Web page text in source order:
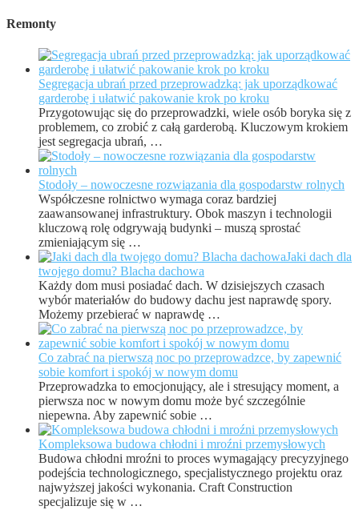
Remonty
Segregacja ubrań przed przeprowadzką: jak uporządkować
garderobę i ułatwić pakowanie krok po kroku
Przygotowując się do przeprowadzki, wiele osób boryka się z
problemem, co zrobić z całą garderobą. Kluczowym krokiem
jest segregacja ubrań, …
Stodoły – nowoczesne rozwiązania dla gospodarstw rolnych
Współczesne rolnictwo wymaga coraz bardziej
zaawansowanej infrastruktury. Obok maszyn i technologii
kluczową rolę odgrywają budynki – muszą sprostać
zmieniającym się …
Jaki dach dla
twojego domu? Blacha dachowa
Każdy dom musi posiadać dach. W dzisiejszych czasach
wybór materiałów do budowy dachu jest naprawdę spory.
Możemy przebierać w naprawdę …
Co zabrać na pierwszą noc po przeprowadzce, by zapewnić
sobie komfort i spokój w nowym domu
Przeprowadzka to emocjonujący, ale i stresujący moment, a
pierwsza noc w nowym domu może być szczególnie
niepewna. Aby zapewnić sobie …
Kompleksowa budowa chłodni i mroźni przemysłowych
Budowa chłodni mroźni to proces wymagający precyzyjnego
podejścia technologicznego, specjalistycznego projektu oraz
najwyższej jakości wykonania. Craft Construction
specjalizuje się w …